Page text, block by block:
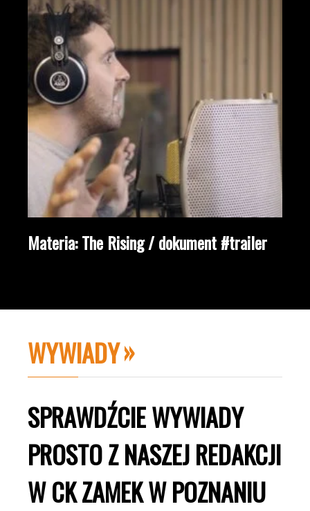
Materia: The Rising / dokument #trailer
WYWIADY
SPRAWDŹCIE WYWIADY
PROSTO Z NASZEJ REDAKCJI
W CK ZAMEK W POZNANIU